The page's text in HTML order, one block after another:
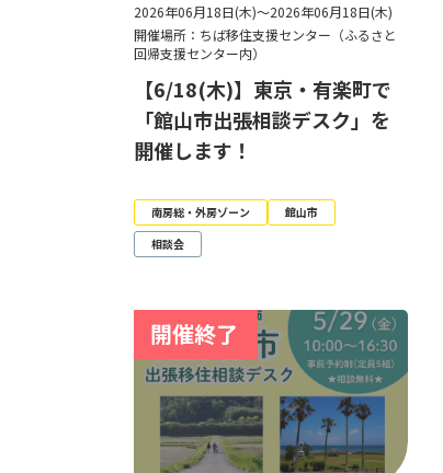
2026年06月18日(木)～2026年06月18日(木)
開催場所：ちば移住支援センター（ふるさと
回帰支援センター内）
【6/18(木)】東京・有楽町で
「館山市出張相談デスク」を
開催します！
南房総・外房ゾーン
館山市
相談会